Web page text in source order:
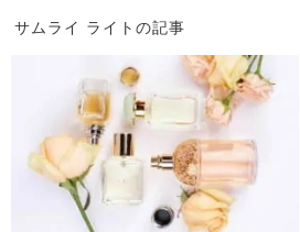
サムライ ライトの記事